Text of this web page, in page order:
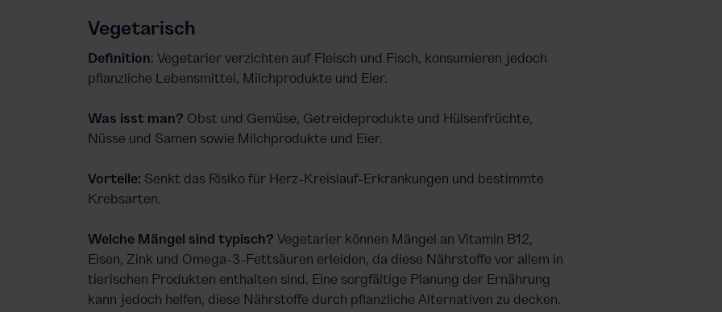
Vegetarisch
Definition: Vegetarier verzichten auf Fleisch und Fisch, konsumieren jedoch
pflanzliche Lebensmittel, Milchprodukte und Eier.
Was isst man? Obst und Gemüse, Getreideprodukte und Hülsenfrüchte,
Nüsse und Samen sowie Milchprodukte und Eier.
Vorteile: Senkt das Risiko für Herz-Kreislauf-Erkrankungen und bestimmte
Krebsarten.
Welche Mängel sind typisch? Vegetarier können Mängel an Vitamin B12,
Eisen, Zink und Omega-3-Fettsäuren erleiden, da diese Nährstoffe vor allem in
tierischen Produkten enthalten sind. Eine sorgfältige Planung der Ernährung
kann jedoch helfen, diese Nährstoffe durch pflanzliche Alternativen zu decken.